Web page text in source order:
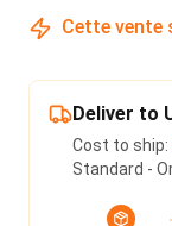
Cette vente
Deliver to
Cost to ship:
Standard -